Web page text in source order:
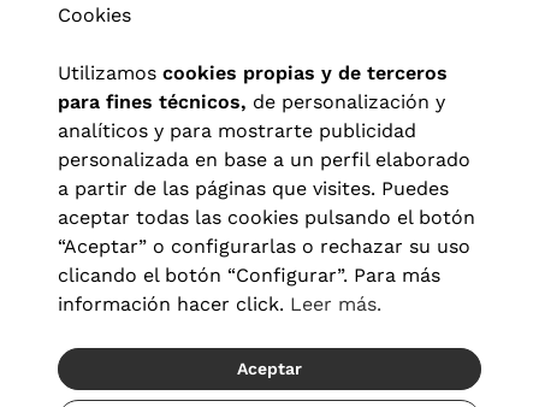
Aviso legal| Política de privacidad Términos y condiciones
Política de cookies|Configuración de cookies
© 2026 Visionlab España
Cookies
Utilizamos cookies propias y de terceros
para fines técnicos, de personalización y
analíticos y para mostrarte publicidad
personalizada en base a un perfil elaborado
a partir de las páginas que visites. Puedes
aceptar todas las cookies pulsando el botón
“Aceptar” o configurarlas o rechazar su uso
clicando el botón “Configurar”. Para más
información hacer click. Leer más.
Aceptar